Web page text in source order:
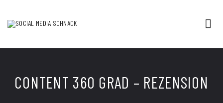
undCONTENT 360 GRAD – REZENSION